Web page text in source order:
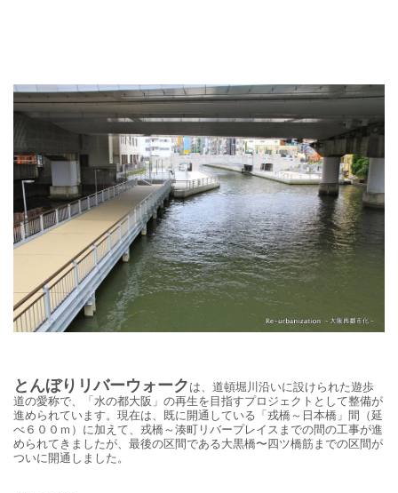
とんぼりリバーウォーク は、 道頓堀川沿いに設けられた遊歩
道の愛称で、「水の都大阪」の再生を目指すプロジェクトとして整備が
進められています。現在は、既に開通している「戎橋～日本橋」間（延
べ６００ｍ）に加えて、戎橋～ 湊町リバープレイスまでの間の工事が進
められてきましたが、最後の区間である大黒橋〜四ツ橋筋までの区間が
ついに開通しました。